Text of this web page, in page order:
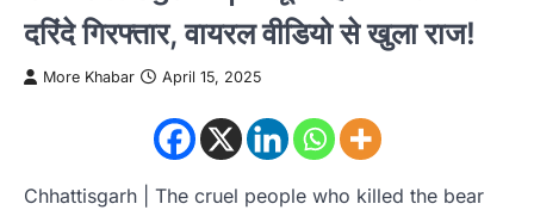
दरिंदे गिरफ्तार, वायरल वीडियो से खुला राज!
More Khabar April 15, 2025
Chhattisgarh | The cruel people who killed the bear